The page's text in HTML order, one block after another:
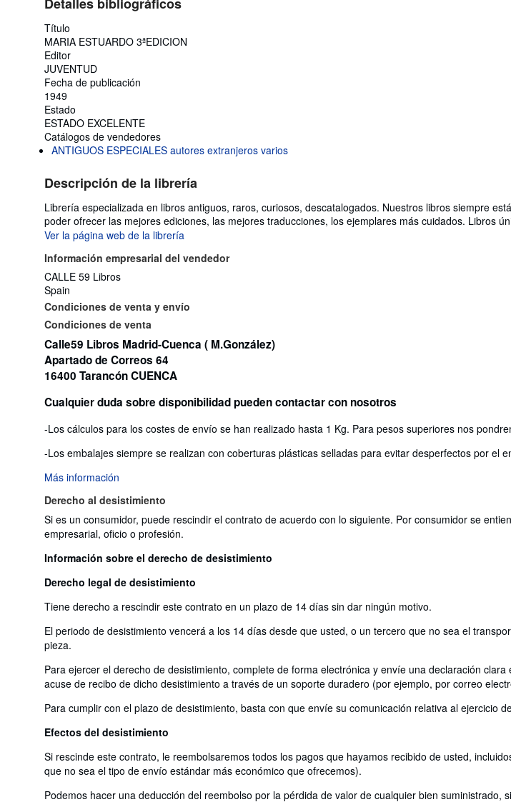
Título
MARIA ESTUARDO 3ªEDICION
Editor
JUVENTUD
Fecha de publicación
1949
Estado
ESTADO EXCELENTE
Catálogos de vendedores
ANTIGUOS ESPECIALES autores extranjeros varios
Descripción de la librería
Librería especializada en libros antiguos, raros, curiosos, descatalogados. Nuestros libros siempre
poder ofrecer las mejores ediciones, las mejores traducciones, los ejemplares más cuidados. Libros
Ver la página web de la librería
Información empresarial del vendedor
CALLE 59 Libros
Spain
Condiciones de venta y envío
Condiciones de venta
Calle59 Libros Madrid-Cuenca ( M.González)
Apartado de Correos 64
16400 Tarancón CUENCA
Cualquier duda sobre disponibilidad pueden contactar con nosotros
-Los cálculos para los costes de envío se han realizado hasta 1 Kg. Para pesos superiores nos
-Los embalajes siempre se realizan con coberturas plásticas selladas para evitar desperfectos por el
Más información
Derecho al desistimiento
Si es un consumidor, puede rescindir el contrato de acuerdo con lo siguiente. Por consumidor se
empresarial, oficio o profesión.
Información sobre el derecho de desistimiento
Derecho legal de desistimiento
Tiene derecho a rescindir este contrato en un plazo de 14 días sin dar ningún motivo.
El periodo de desistimiento vencerá a los 14 días desde que usted, o un tercero que no sea el
pieza.
Para ejercer el derecho de desistimiento, complete de forma electrónica y envíe una declaración
acuse de recibo de dicho desistimiento a través de un soporte duradero (por ejemplo, por correo
Para cumplir con el plazo de desistimiento, basta con que envíe su comunicación relativa al ejercicio
Efectos del desistimiento
Si rescinde este contrato, le reembolsaremos todos los pagos que hayamos recibido de usted,
que no sea el tipo de envío estándar más económico que ofrecemos).
Podemos hacer una deducción del reembolso por la pérdida de valor de cualquier bien